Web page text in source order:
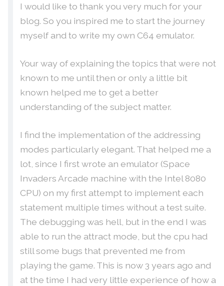
I would like to thank you very much for your
blog. So you inspired me to start the journey
myself and to write my own C64 emulator.
Your way of explaining the topics that were not
known to me until then or only a little bit
known helped me to get a better
understanding of the subject matter.
I find the implementation of the addressing
modes particularly elegant. That helped me a
lot, since I first wrote an emulator (Space
Invaders Arcade machine with the Intel 8080
CPU) on my first attempt to implement each
statement multiple times without a test suite.
The debugging was hell, but in the end I was
able to run the attract mode, but the cpu had
still some bugs that prevented me from
playing the game. This is now 3 years ago and
at the time I had very little experience of how a